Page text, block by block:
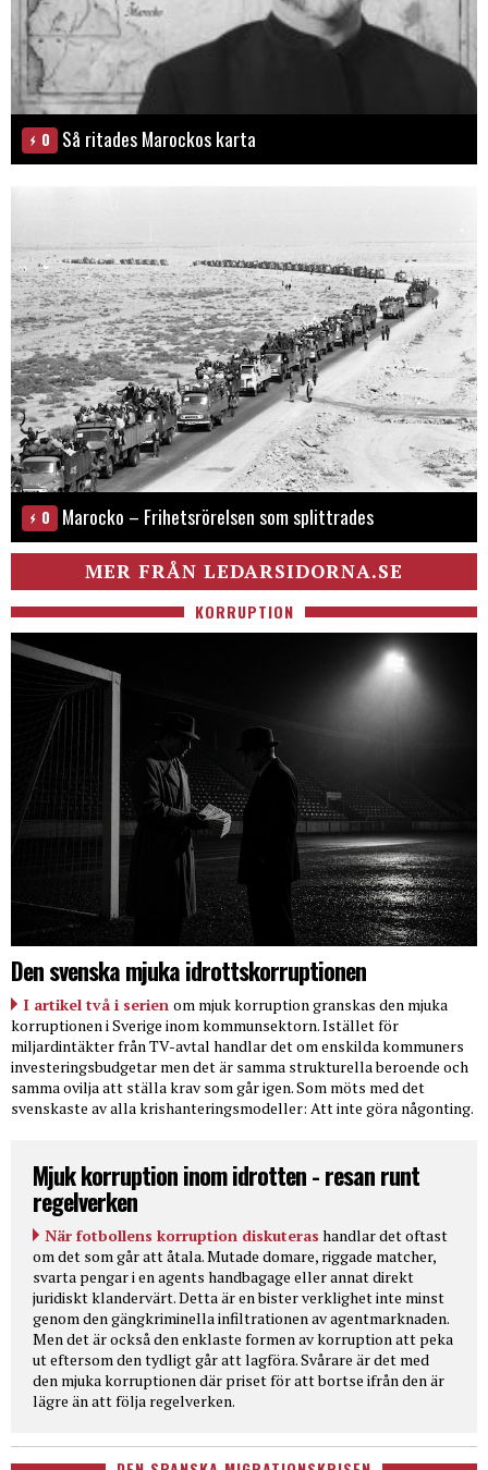
0 Så ritades Marockos karta
0 Marocko – Frihetsrörelsen som splittrades
MER FRÅN LEDARSIDORNA.SE
KORRUPTION
Den svenska mjuka idrottskorruptionen
I artikel två i serien om mjuk korruption granskas den mjuka
korruptionen i Sverige inom kommunsektorn. Istället för
miljardintäkter från TV-avtal handlar det om enskilda kommuners
investeringsbudgetar men det är samma strukturella beroende och
samma ovilja att ställa krav som går igen. Som möts med det
svenskaste av alla krishanteringsmodeller: Att inte göra någonting.
Mjuk korruption inom idrotten - resan runt
regelverken
När fotbollens korruption diskuteras handlar det oftast
om det som går att åtala. Mutade domare, riggade matcher,
svarta pengar i en agents handbagage eller annat direkt
juridiskt klandervärt. Detta är en bister verklighet inte minst
genom den gängkriminella infiltrationen av agentmarknaden.
Men det är också den enklaste formen av korruption att peka
ut eftersom den tydligt går att lagföra. Svårare är det med
den mjuka korruptionen där priset för att bortse ifrån den är
lägre än att följa regelverken.